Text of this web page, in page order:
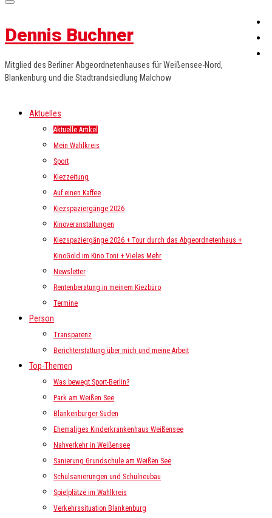
Dennis Buchner
Mitglied des Berliner Abgeordnetenhauses für Weißensee-Nord,
Blankenburg und die Stadtrandsiedlung Malchow
Aktuelles
Aktuelle Artikel
Mein Wahlkreis
Sport
Kiezzeitung
Auf einen Kaffee
Kiezspaziergänge 2026
Kinoveranstaltungen
Kiezspaziergänge 2026 + Tour durch das Abgeordnetenhaus +
KinoGold im Kino Toni + Vieles Mehr
Newsletter
Rentenberatung in meinem Kiezbüro
Termine
Person
Transparenz
Berichterstattung über mich und meine Arbeit
Top-Themen
Was bewegt Sport-Berlin?
Park am Weißen See
Blankenburger Süden
Ehemaliges Kinderkrankenhaus Weißensee
Nahverkehr in Weißensee
Sanierung Grundschule am Weißen See
Schulsanierungen und Schulneubau
Spielplätze im Wahlkreis
Verkehrssituation Blankenburg